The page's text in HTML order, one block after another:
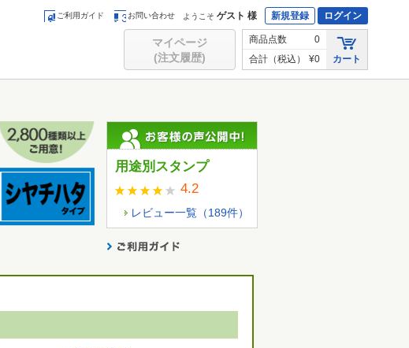
ご利用ガイド お問い合わせ ようこそ ゲスト 様 新規登録 ログイン
マイページ
(注文履歴)
商品点数
0
合計（税込）
¥0 カート
用途別スタンプ
4.2
レビュー一覧（189件）